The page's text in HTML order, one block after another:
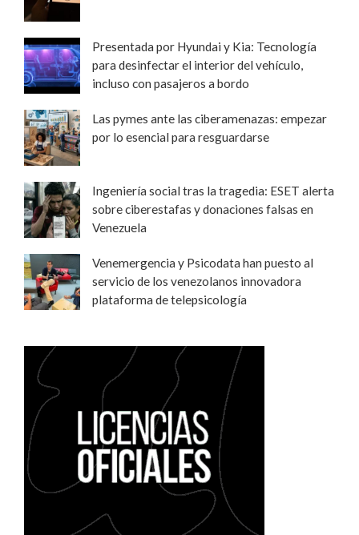
Presentada por Hyundai y Kia: Tecnología
para desinfectar el interior del vehículo,
incluso con pasajeros a bordo
Las pymes ante las ciberamenazas: empezar
por lo esencial para resguardarse
Ingeniería social tras la tragedia: ESET alerta
sobre ciberestafas y donaciones falsas en
Venezuela
Venemergencia y Psicodata han puesto al
servicio de los venezolanos innovadora
plataforma de telepsicología